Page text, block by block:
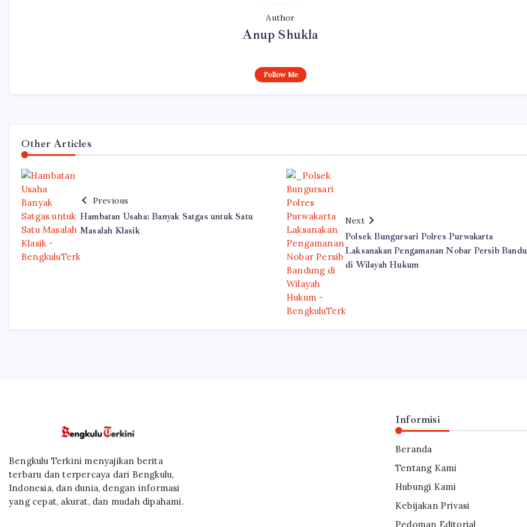
Author
Anup Shukla
Follow Me
Other Articles
Previous
Hambatan Usaha: Banyak Satgas untuk Satu
Masalah Klasik
Next
Polsek Bungursari Polres Purwakarta
Laksanakan Pengamanan Nobar Persib
di Wilayah Hukum
Bengkulu Terkini menyajikan berita
terbaru dan terpercaya dari Bengkulu,
Indonesia, dan dunia, dengan informasi
yang cepat, akurat, dan mudah dipahami.
Informisi
Beranda
Tentang Kami
Hubungi Kami
Kebijakan Privasi
Pedoman Editorial